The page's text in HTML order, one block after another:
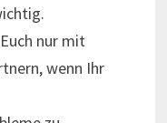
nur mit
wenn Ihr